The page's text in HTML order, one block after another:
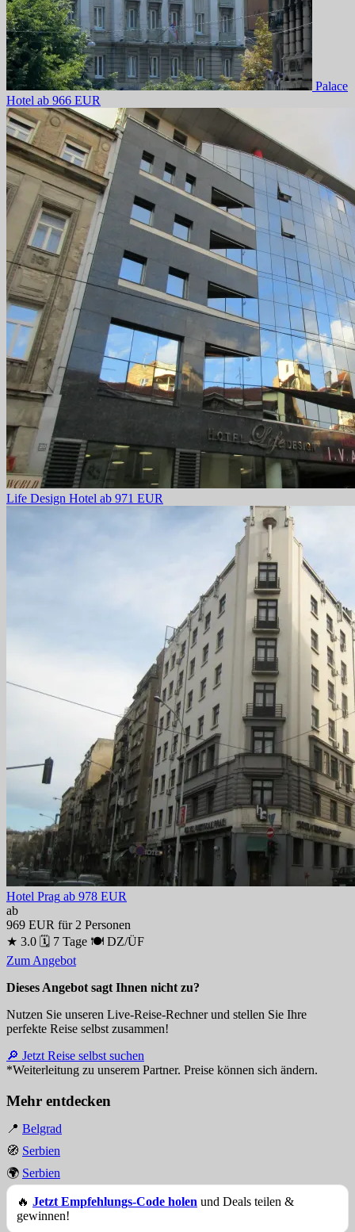
Palace
Hotel ab 966 EUR
Life Design Hotel ab 971 EUR
Hotel Prag ab 978 EUR
ab
969 EUR für 2 Personen
★ 3.0 🗓 7 Tage 🍽 DZ/ÜF
Zum Angebot
Dieses Angebot sagt Ihnen nicht zu?
Nutzen Sie unseren Live-Reise-Rechner und stellen Sie Ihre
perfekte Reise selbst zusammen!
🔎 Jetzt Reise selbst suchen
*Weiterleitung zu unserem Partner. Preise können sich ändern.
Mehr entdecken
📍 Belgrad
🧭 Serbien
🌍 Serbien
🔥 Jetzt Empfehlungs-Code holen und Deals teilen &
gewinnen!